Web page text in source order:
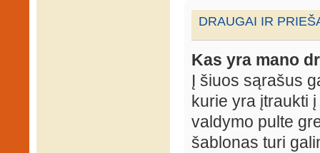
DRAUGAI IR
Kas yra mano
Į šiuos sąrašus
kurie yra įtraukti
valdymo pulte
šablonas turi